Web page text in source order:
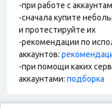
-при работе с
-сначала купите
и протестируйте их
-рекомендации по
аккаунтов:
-при помощи каких
аккаунтами: подборка